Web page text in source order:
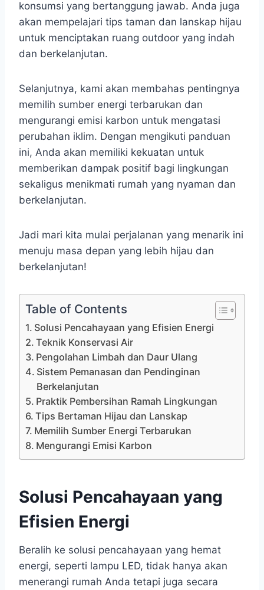
konsumsi yang bertanggung jawab. Anda juga
akan mempelajari tips taman dan lanskap hijau
untuk menciptakan ruang outdoor yang indah
dan berkelanjutan.
Selanjutnya, kami akan membahas pentingnya
memilih sumber energi terbarukan dan
mengurangi emisi karbon untuk mengatasi
perubahan iklim. Dengan mengikuti panduan
ini, Anda akan memiliki kekuatan untuk
memberikan dampak positif bagi lingkungan
sekaligus menikmati rumah yang nyaman dan
berkelanjutan.
Jadi mari kita mulai perjalanan yang menarik ini
menuju masa depan yang lebih hijau dan
berkelanjutan!
Table of Contents
Solusi Pencahayaan yang Efisien Energi
Teknik Konservasi Air
Pengolahan Limbah dan Daur Ulang
Sistem Pemanasan dan Pendinginan
Berkelanjutan
Praktik Pembersihan Ramah Lingkungan
Tips Bertaman Hijau dan Lanskap
Memilih Sumber Energi Terbarukan
Mengurangi Emisi Karbon
Solusi Pencahayaan yang
Efisien Energi
Beralih ke solusi pencahayaan yang hemat
energi, seperti lampu LED, tidak hanya akan
menerangi rumah Anda tetapi juga secara